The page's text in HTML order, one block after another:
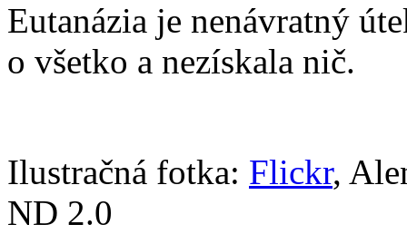
Eutanázia je nenávratný
o všetko a nezískala nič.
Ilustračná fotka: Flickr,
ND 2.0